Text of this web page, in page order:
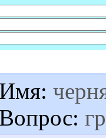
Имя:
Вопрос: